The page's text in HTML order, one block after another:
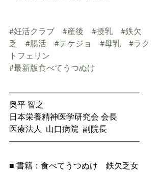
#妊活クラブ #産後 #授乳
#鉄欠
乏
#腸活 #テケジョ #母乳
#ラク
トフェリン
#最新版食べてうつぬけ
————————————————
奥平 智之
日本栄養精神医学研究会 会長
医療法人  山口病院  副院長
————————————————
■ 書籍：食べてうつぬけ　鉄欠乏女